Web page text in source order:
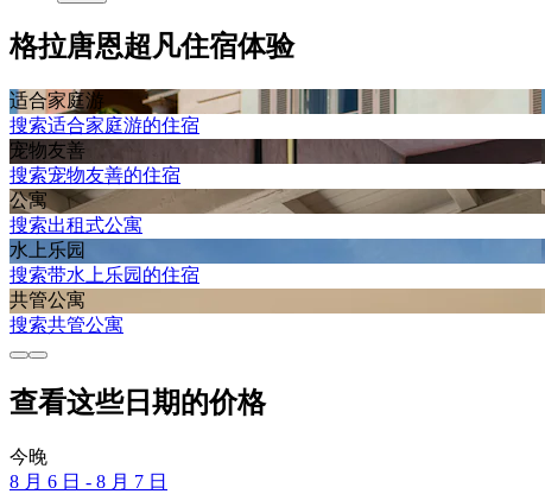
格拉唐恩超凡住宿体验
适合家庭游
搜索适合家庭游的住宿
宠物友善
搜索宠物友善的住宿
公寓
搜索出租式公寓
水上乐园
搜索带水上乐园的住宿
共管公寓
搜索共管公寓
查看这些日期的价格
今晚
8 月 6 日 - 8 月 7 日